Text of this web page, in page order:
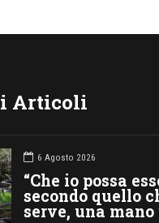
Articoli
6 Agosto 2026
“Che io possa
secondo quello
serve, una mano